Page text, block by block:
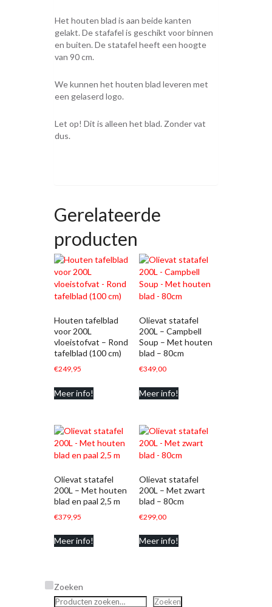
Het houten blad is aan beide kanten
gelakt. De stafafel is geschikt voor binnen
en buiten. De statafel heeft een hoogte
van 90 cm.
We kunnen het houten blad leveren met
een gelaserd logo.
Let op! Dit is alleen het blad. Zonder vat
dus.
Gerelateerde
producten
Houten tafelblad
voor 200L
vloeistofvat – Rond
tafelblad (100 cm)
€249,95
Meer info!
Olievat statafel
200L – Campbell
Soup – Met houten
blad – 80cm
€349,00
Meer info!
Olievat statafel
200L – Met houten
blad en paal 2,5 m
€379,95
Meer info!
Olievat statafel
200L – Met zwart
blad – 80cm
€299,00
Meer info!
Zoeken
Zoeken